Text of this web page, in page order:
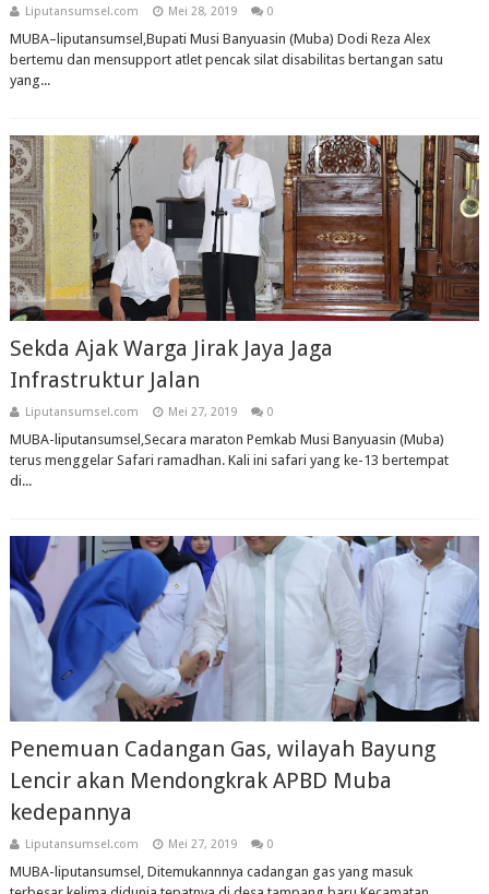
Liputansumsel.com Mei 28, 2019 0
MUBA–liputansumsel,Bupati Musi Banyuasin (Muba) Dodi Reza Alex
bertemu dan mensupport atlet pencak silat disabilitas bertangan satu
yang...
Sekda Ajak Warga Jirak Jaya Jaga
Infrastruktur Jalan
Liputansumsel.com Mei 27, 2019 0
MUBA-liputansumsel,Secara maraton Pemkab Musi Banyuasin (Muba)
terus menggelar Safari ramadhan. Kali ini safari yang ke-13 bertempat
di...
Penemuan Cadangan Gas, wilayah Bayung
Lencir akan Mendongkrak APBD Muba
kedepannya
Liputansumsel.com Mei 27, 2019 0
MUBA-liputansumsel, Ditemukannnya cadangan gas yang masuk